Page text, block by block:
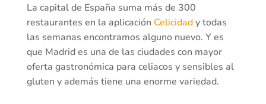
La capital de España suma más de 300
restaurantes en la aplicación Celicidady todas
las semanas encontramos alguno nuevo. Y es
que Madrid es una de las ciudades con mayor
oferta gastronómica para celiacos y sensibles al
gluten y además tiene una enorme variedad.